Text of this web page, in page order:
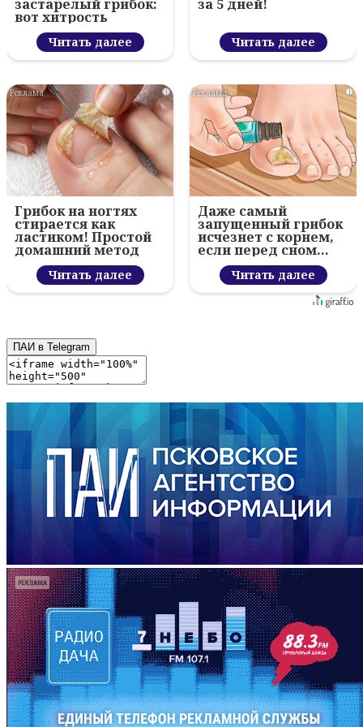
застарелый грибок:
вот хитрость
Читать далее
за 5 дней!
Читать далее
i
Грибок на ногтях
стирается как
ластиком! Простой
домашний метод
Читать далее
i
Даже самый
запущенный грибок
исчезнет с корнем,
если перед сном…
Читать далее
ПАИ в Telegram